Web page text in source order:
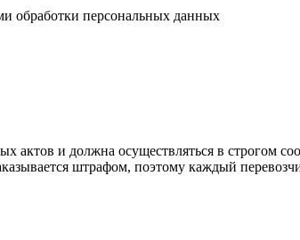
обработки персональных данных
актов и должна осуществляться в строгом
штрафом, поэтому каждый